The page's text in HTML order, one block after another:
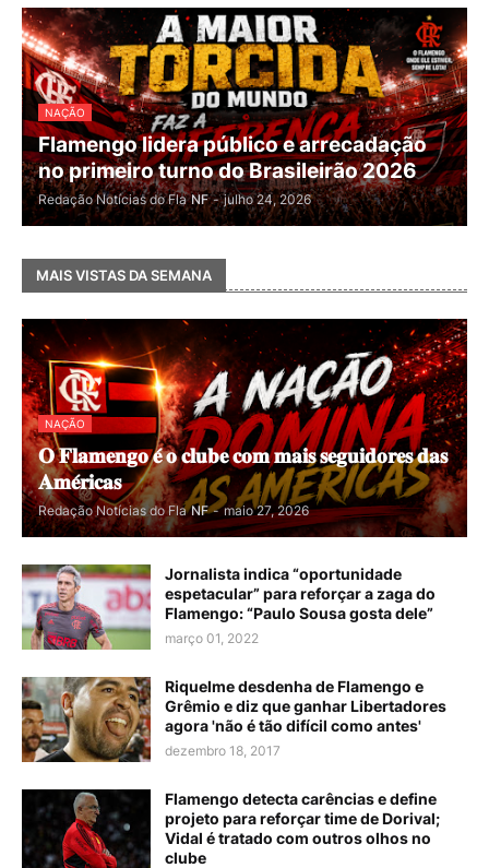
NAÇÃO
Flamengo lidera público e arrecadação
no primeiro turno do Brasileirão 2026
Redação Notícias do Fla NF - julho 24, 2026
MAIS VISTAS DA SEMANA
NAÇÃO
𝐎 𝐅𝐥𝐚𝐦𝐞𝐧𝐠𝐨 𝐞́ 𝐨 𝐜𝐥𝐮𝐛𝐞 𝐜𝐨𝐦 𝐦𝐚𝐢𝐬 𝐬𝐞𝐠𝐮𝐢𝐝𝐨𝐫𝐞𝐬 𝐝𝐚𝐬
𝐀𝐦𝐞́𝐫𝐢𝐜𝐚𝐬
Redação Notícias do Fla NF - maio 27, 2026
Jornalista indica “oportunidade
espetacular” para reforçar a zaga do
Flamengo: “Paulo Sousa gosta dele”
março 01, 2022
Riquelme desdenha de Flamengo e
Grêmio e diz que ganhar Libertadores
agora 'não é tão difícil como antes'
dezembro 18, 2017
Flamengo detecta carências e define
projeto para reforçar time de Dorival;
Vidal é tratado com outros olhos no
clube